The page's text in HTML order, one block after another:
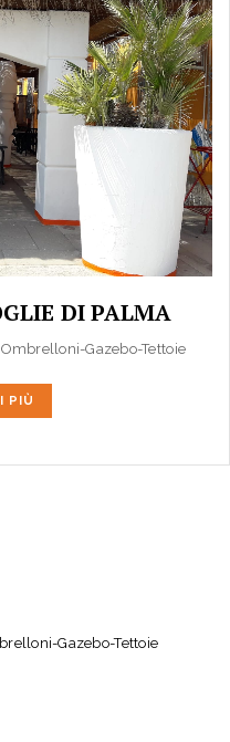
DI PALMA
Gazebo-Tettoie
PIÙ
Gazebo-Tettoie